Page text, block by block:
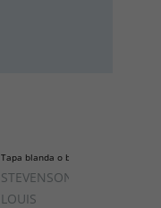
Tapa blanda o bolsillo
STEVENSON, ROBERT
LOUIS